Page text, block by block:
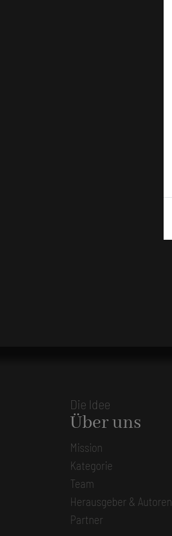
Die Idee
Über uns
Mission
Kategorie
Team
Herausgeber & Autoren
Partner